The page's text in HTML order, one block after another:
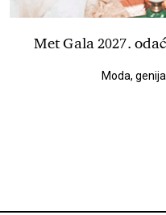
Met Gala 2027.
Moda,